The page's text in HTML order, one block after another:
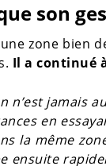
son
zone bien
Il a continué
n’est jamais
en
la même